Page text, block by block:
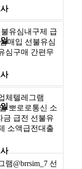
유심내구제 급
매입 선불유심
심구매 간편무
체텔레그램
뽀로로통신 소
금 급전 선불유
소액급전대출
램@brrsim_7 선